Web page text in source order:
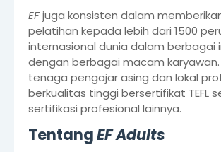
EFjuga konsisten dalam
pelatihan kepada lebih dari 1500
internasional dunia dalam berbagai
dengan berbagai macam karyawan.
tenaga pengajar asing dan lokal
berkualitas tinggi bersertifikat TEFL
sertifikasi profesional lainnya.
TentangEF Adults